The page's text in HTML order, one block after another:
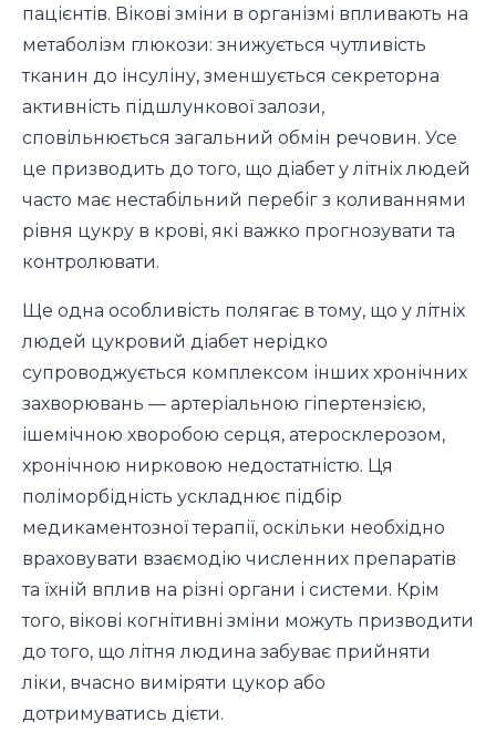
пацієнтів. Вікові зміни в організмі впливають на
метаболізм глюкози: знижується чутливість
тканин до інсуліну, зменшується секреторна
активність підшлункової залози,
сповільнюється загальний обмін речовин. Усе
це призводить до того, що діабет у літніх людей
часто має нестабільний перебіг з коливаннями
рівня цукру в крові, які важко прогнозувати та
контролювати.
Ще одна особливість полягає в тому, що у літніх
людей цукровий діабет нерідко
супроводжується комплексом інших хронічних
захворювань — артеріальною гіпертензією,
ішемічною хворобою серця, атеросклерозом,
хронічною нирковою недостатністю. Ця
поліморбідність ускладнює підбір
медикаментозної терапії, оскільки необхідно
враховувати взаємодію численних препаратів
та їхній вплив на різні органи і системи. Крім
того, вікові когнітивні зміни можуть призводити
до того, що літня людина забуває прийняти
ліки, вчасно виміряти цукор або
дотримуватись дієти.